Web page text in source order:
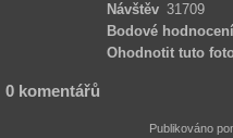
Návštěv 31709
Bodové hodnocení
Ohodnotit tuto
0 komentářů
Publikováno